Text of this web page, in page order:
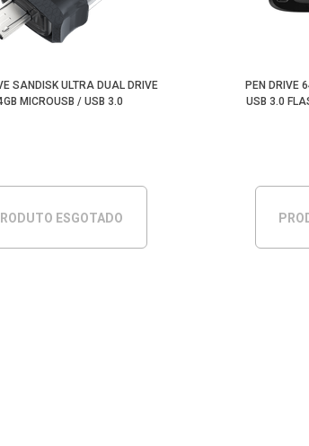
SANDISK ULTRA DUAL DRIVE
MICROUSB / USB 3.0
ESGOTADO
PEN DRIVE
USB 3.0